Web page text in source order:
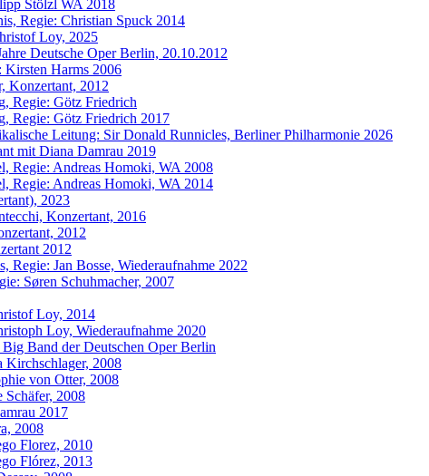
Stölzl WA 2018
Regie: Christian Spuck 2014
Loy, 2025
Deutsche Oper Berlin, 20.10.2012
Kirsten Harms 2006
Konzertant, 2012
Regie: Götz Friedrich
Regie: Götz Friedrich 2017
Leitung: Sir Donald Runnicles, Berliner Philharmonie 2026
mit Diana Damrau 2019
Regie: Andreas Homoki, WA 2008
Regie: Andreas Homoki, WA 2014
2023
Konzertant, 2016
2012
2012
Regie: Jan Bosse, Wiederaufnahme 2022
Søren Schuhmacher, 2007
Loy, 2014
Loy, Wiederaufnahme 2020
Band der Deutschen Oper Berlin
2008
von Otter, 2008
Schäfer, 2008
2017
2008
Florez, 2010
Flórez, 2013